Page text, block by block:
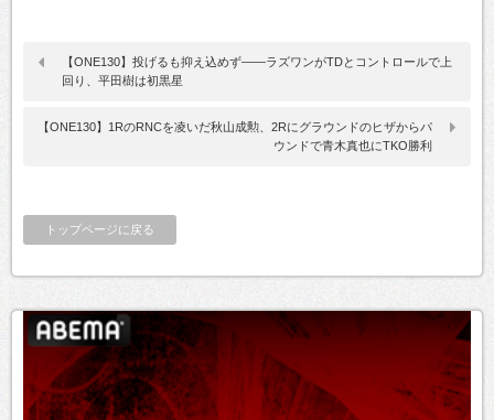
【ONE130】投げるも抑え込めず――ラズワンがTDとコントロールで上
回り、平田樹は初黒星
【ONE130】1RのRNCを凌いだ秋山成勲、2Rにグラウンドのヒザからパ
ウンドで青木真也にTKO勝利
トップページに戻る